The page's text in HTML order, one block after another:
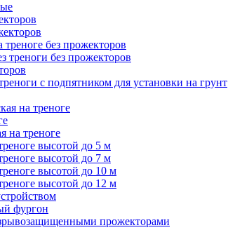
треноге без прожекторов
треноги без прожекторов
с подпятником для установки на грунт
на треноге
на треноге
высотой до 5 м
высотой до 7 м
высотой до 10 м
высотой до 12 м
фургон
прожекторами